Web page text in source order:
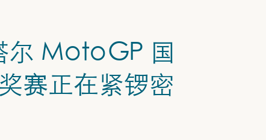
尔 MotoGP 国
赛正在紧锣密